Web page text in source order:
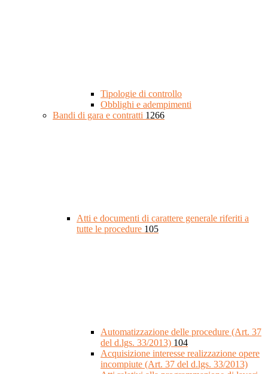
Tipologie di controllo
Obblighi e adempimenti
Bandi di gara e contratti 1266
Atti e documenti di carattere generale riferiti a
tutte le procedure 105
Automatizzazione delle procedure (Art. 37
del d.lgs. 33/2013) 104
Acquisizione interesse realizzazione opere
incompiute (Art. 37 del d.lgs. 33/2013)